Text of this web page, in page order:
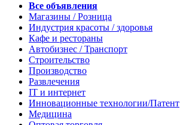
Все объявления
Магазины / Розница
Индустрия красоты / здоровья
Кафе и рестораны
Автобизнес / Транспорт
Строительство
Производство
Развлечения
IT и интернет
Инновационные технологии/Патент
Медицина